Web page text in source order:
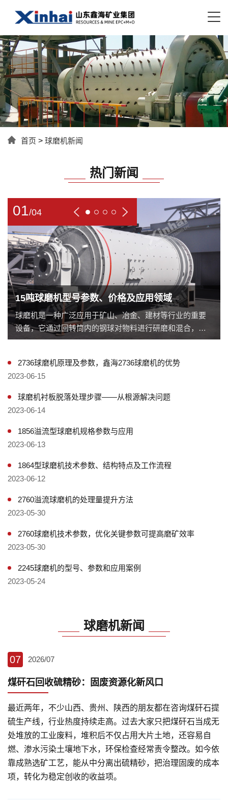
首页 > 球磨机新闻
热门新闻
15吨球磨机型号参数、价格及应用领域
球磨机是一种广泛应用于矿山、冶金、建材等行业的重要
设备，它通过回转筒内的钢球对物料进行研磨和混合，使
物料达到所需的颗粒度和混合度。本文将重点介绍一款重
业制造中的重要性。
01/04
2736球磨机原理及参数，鑫海2736球磨机的优势
2023-06-15
球磨机衬板脱落处理步骤——从根源解决问题
2023-06-14
1856溢流型球磨机规格参数与应用
2023-06-13
1864型球磨机技术参数、结构特点及工作流程
2023-06-12
2760溢流球磨机的处理量提升方法
2023-05-30
2760球磨机技术参数，优化关键参数可提高磨矿效率
2023-05-30
2245球磨机的型号、参数和应用案例
2023-05-24
球磨机新闻
07 2026/07
煤矸石回收硫精砂：固废资源化新风口
最近两年，不少山西、贵州、陕西的朋友都在咨询煤矸石提
硫生产线，行业热度持续走高。过去大家只把煤矸石当成无
处堆放的工业废料，堆积后不仅占用大片土地，还容易自
燃、渗水污染土壤地下水，环保检查经常责令整改。如今依
靠成熟选矿工艺，能从中分离出硫精砂，把治理固废的成本
项，转化为稳定创收的收益项。